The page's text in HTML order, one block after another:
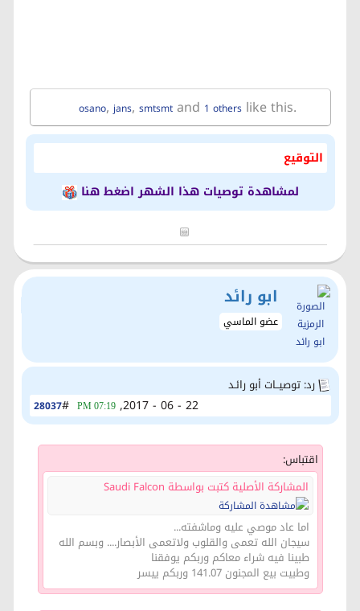
osano,jans, smtsmt and 1 others like this.
التوقيع
لمشاهدة توصيات هذا الشهر اضغط هنا
ابو رائد
عضو الماسي
رد: توصيــات أبو رائـد
28037# 22 - 06 - 2017,
07:19 PM
اقتباس:
المشاركة الأصلية كتبت بواسطة Saudi Falcon
اما عاد موصي عليه وماشفته...
سيجان الله تعمى والقلوب ولاتعمى الأبصار.... وبسم الله
طبينا فيه شراء معاكم وربكم يوفقنا
وطبيت بيع المجنون 141.07 وربكم ييسر